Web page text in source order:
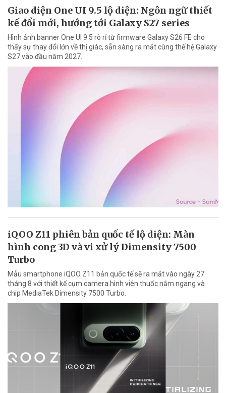
Giao diện One UI 9.5 lộ diện: Ngôn ngữ thiết
kế đổi mới, hướng tới Galaxy S27 series
Hình ảnh banner One UI 9.5 rò rỉ từ firmware Galaxy S26 FE cho
thấy sự thay đổi lớn về thị giác, sẵn sàng ra mắt cùng thế hệ Galaxy
S27 vào đầu năm 2027.
iQOO Z11 phiên bản quốc tế lộ diện: Màn
hình cong 3D và vi xử lý Dimensity 7500
Turbo
Mẫu smartphone iQOO Z11 bản quốc tế sẽ ra mắt vào ngày 27
tháng 8 với thiết kế cụm camera hình viên thuốc nằm ngang và
chip MediaTek Dimensity 7500 Turbo.